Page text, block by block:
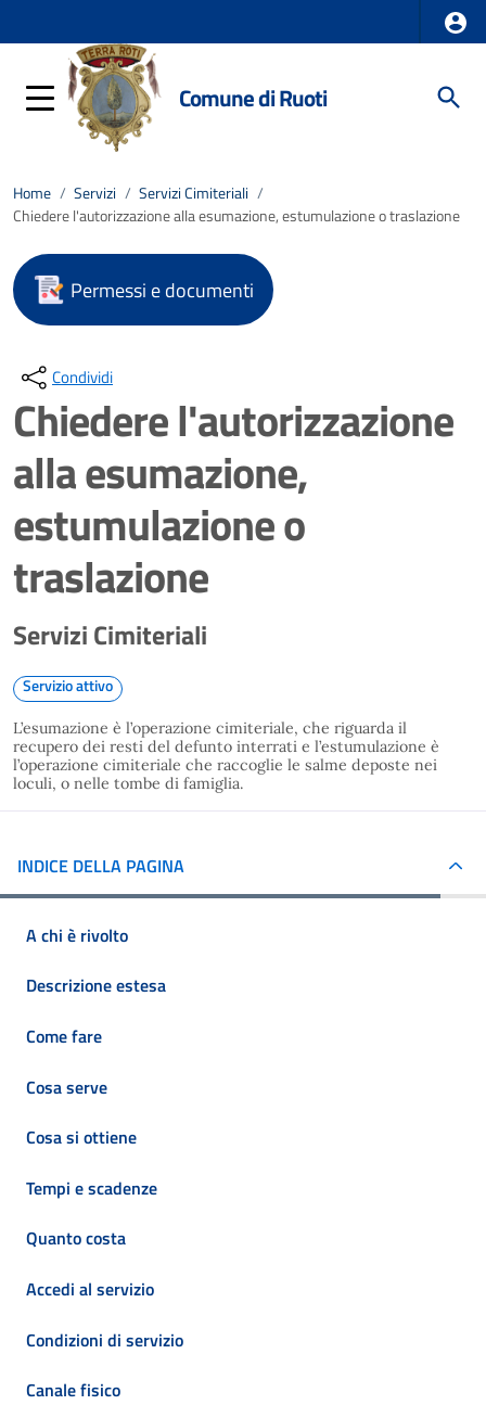
Comune di Ruoti
Home / Servizi / Servizi Cimiteriali /
Chiedere l'autorizzazione alla esumazione, estumulazione o traslazione
Permessi e documenti
Condividi
Chiedere l'autorizzazione
alla esumazione,
estumulazione o
traslazione
Servizi Cimiteriali
Servizio attivo
L’esumazione è l’operazione cimiteriale, che riguarda il
recupero dei resti del defunto interrati e l’estumulazione è
l’operazione cimiteriale che raccoglie le salme deposte nei
loculi, o nelle tombe di famiglia.
INDICE DELLA PAGINA
A chi è rivolto
Descrizione estesa
Come fare
Cosa serve
Cosa si ottiene
Tempi e scadenze
Quanto costa
Accedi al servizio
Condizioni di servizio
Canale fisico